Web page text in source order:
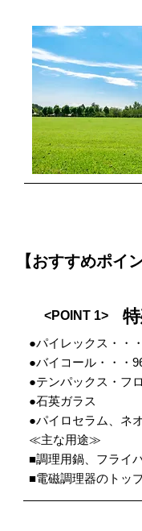
【おすすめポイ
<POINT 1>
●パイレックス・・
●バイコール・・・
●テンパックス・フ
●石英ガラス
●パイロセラム、ネ
≪主な用途≫
■調理用鍋、フライ
■電磁調理器のトッ